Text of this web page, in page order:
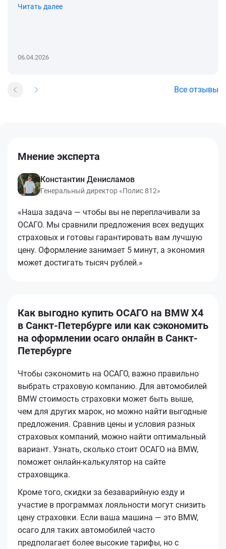
Читать далее
06.04.2026
Все отзывы
Мнение эксперта
Константин Денисламов
Генеральный директор «Полис 812»
«Наша задача — чтобы вы не переплачивали за
ОСАГО. Мы сравнили предложения всех ведущих
страховых и готовы гарантировать вам лучшую
цену. Оформление занимает 5 минут, а экономия
может достигать тысяч рублей.»
Как выгодно купить ОСАГО на BMW X4
в Санкт-Петербурге или как сэкономить
на оформлении осаго онлайн в Санкт-
Петербурге
Чтобы сэкономить на ОСАГО, важно правильно
выбрать страховую компанию. Для автомобилей
BMW стоимость страховки может быть выше,
чем для других марок, но можно найти выгодные
предложения. Сравнив цены и условия разных
страховых компаний, можно найти оптимальный
вариант. Узнать, сколько стоит ОСАГО на BMW,
поможет онлайн-калькулятор на сайте
страховщика.
Кроме того, скидки за безаварийную езду и
участие в программах лояльности могут снизить
цену страховки. Если ваша машина — это BMW,
осаго для таких автомобилей часто
предполагает более высокие тарифы, но с